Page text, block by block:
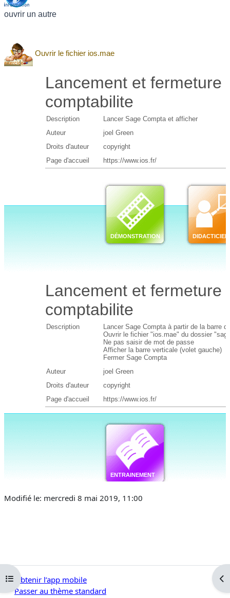
Ouvrir l’index du cours
ouvrir un autre
Ouvrir le fichier ios.mae
Modifié le: mercredi 8 mai 2019, 11:00
Obtenir l’app mobile
Passer au thème standard